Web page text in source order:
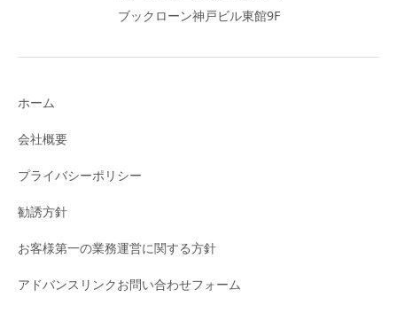
ブックローン神戸ビル東館9F
ホーム
会社概要
プライバシーポリシー
勧誘方針
お客様第一の業務運営に関する方針
アドバンスリンクお問い合わせフォーム